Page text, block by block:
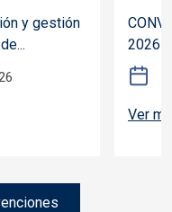
y gestión
la organización y
2026
Ver